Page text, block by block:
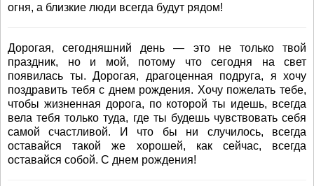
огня, а близкие люди всегда будут рядом!
Дорогая, сегодняшний день — это не только твой
праздник, но и мой, потому что сегодня на свет
появилась ты. Дорогая, драгоценная подруга, я хочу
поздравить тебя с днем рождения. Хочу пожелать тебе,
чтобы жизненная дорога, по которой ты идешь, всегда
вела тебя только туда, где ты будешь чувствовать себя
самой счастливой. И что бы ни случилось, всегда
оставайся такой же хорошей, как сейчас, всегда
оставайся собой. С днем рождения!